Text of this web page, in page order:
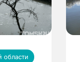
области